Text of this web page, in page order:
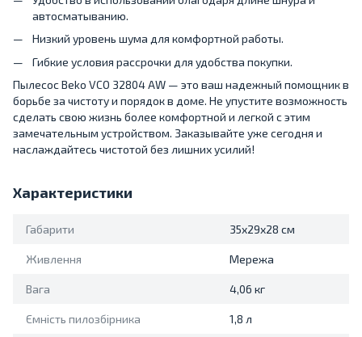
автосматыванию.
Низкий уровень шума для комфортной работы.
Гибкие условия рассрочки для удобства покупки.
Пылесос Beko VCO 32804 AW — это ваш надежный помощник в
борьбе за чистоту и порядок в доме. Не упустите возможность
сделать свою жизнь более комфортной и легкой с этим
замечательным устройством. Заказывайте уже сегодня и
наслаждайтесь чистотой без лишних усилий!
Характеристики
Габарити 35x29x28 см
Живлення Мережа
Вага 4,06 кг
Ємність пилозбірника 1,8 л